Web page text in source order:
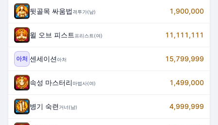
뒷골목 싸움법 격투가(남) 1,900,000
윌 오브 피스트 프리스트(여) 11,111,111
아처 센세이션 아처 15,799,999
속성 마스터리 마법사(여) 1,499,000
병기 숙련 거너(남) 4,999,999